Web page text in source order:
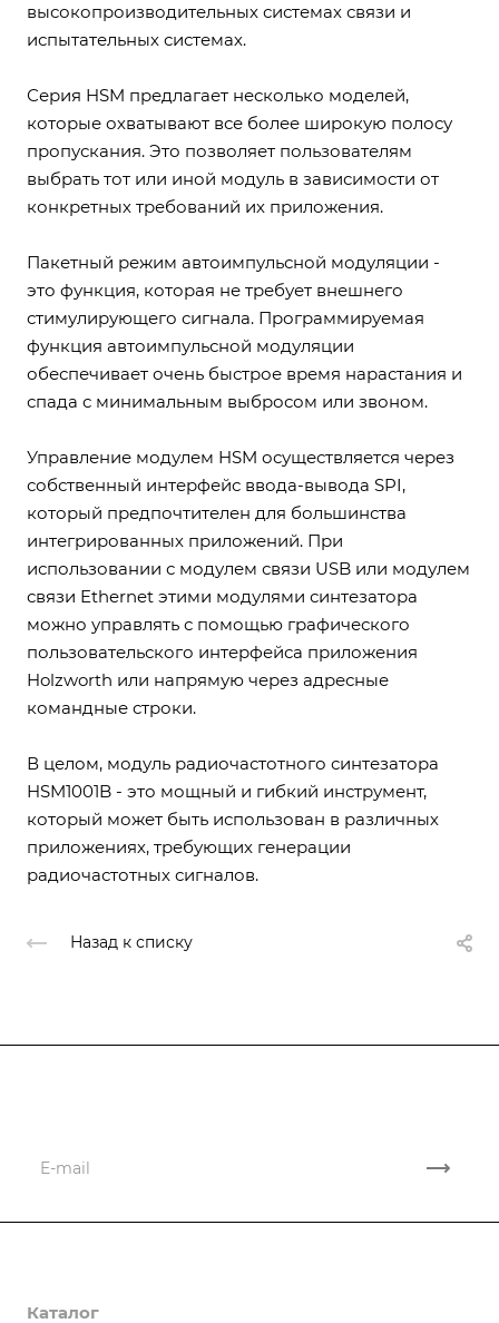
высокопроизводительных системах связи и
испытательных системах.
Серия HSM предлагает несколько моделей,
которые охватывают все более широкую полосу
пропускания. Это позволяет пользователям
выбрать тот или иной модуль в зависимости от
конкретных требований их приложения.
Пакетный режим автоимпульсной модуляции -
это функция, которая не требует внешнего
стимулирующего сигнала. Программируемая
функция автоимпульсной модуляции
обеспечивает очень быстрое время нарастания и
спада с минимальным выбросом или звоном.
Управление модулем HSM осуществляется через
собственный интерфейс ввода-вывода SPI,
который предпочтителен для большинства
интегрированных приложений. При
использовании с модулем связи USB или модулем
связи Ethernet этими модулями синтезатора
можно управлять с помощью графического
пользовательского интерфейса приложения
Holzworth или напрямую через адресные
командные строки.
В целом, модуль радиочастотного синтезатора
HSM1001B - это мощный и гибкий инструмент,
который может быть использован в различных
приложениях, требующих генерации
радиочастотных сигналов.
Назад к списку
О компании
Каталог